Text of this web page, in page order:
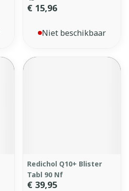
€ 15,96
Niet beschikbaar
Redichol Q10+ Blister
Tabl 90 Nf
€ 39,95